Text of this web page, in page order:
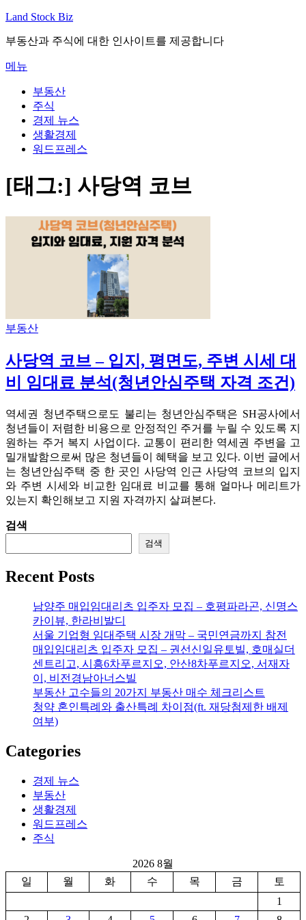
내
으
로
바
Land Stock Biz
부동산과 주식에 대한 인사이트를 제공합니다
메뉴
부동산
주식
경제 뉴스
생활경제
워드프레스
[태그:] 사당역 코브
부동산
사당역 코브 – 입지, 평면도, 주변 시세 대
비 임대료 분석(청년안심주택 자격 조건)
역세권 청년주택으로도 불리는 청년안심주택은 SH공사에서
청년들이 저렴한 비용으로 안정적인 주거를 누릴 수 있도록 지
원하는 주거 복지 사업이다. 교통이 편리한 역세권 주변을 고
밀개발함으로써 많은 청년들이 혜택을 보고 있다. 이번 글에서
는 청년안심주택 중 한 곳인 사당역 인근 사당역 코브의 입지
와 주변 시세와 비교한 임대료 비교를 통해 얼마나 메리트가
있는지 확인해보고 지원 자격까지 살펴본다.
검색
검색
Recent Posts
남양주 매입임대리츠 입주자 모집 – 호평파라곤, 신명스
카이뷰, 한라비발디
서울 기업형 임대주택 시장 개막 – 국민연금까지 참전
매입임대리츠 입주자 모집 – 권선신일유토빌, 호매실더
센트리고, 시흥6차푸르지오, 안산8차푸르지오, 서재자
이, 비전경남아너스빌
부동산 고수들의 20가지 부동산 매수 체크리스트
청약 혼인특례와 출산특례 차이점(ft. 재당첨제한 배제
여부)
Categories
경제 뉴스
부동산
생활경제
워드프레스
주식
2026 8월
일
월 화 수 목 금
토
1